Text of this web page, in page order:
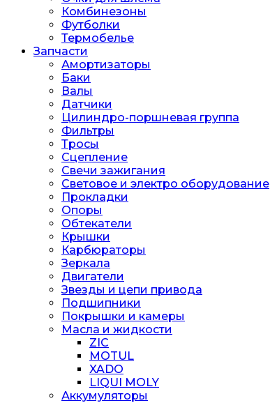
Комбинезоны
Футболки
Термобелье
Запчасти
Амортизаторы
Баки
Валы
Датчики
Цилиндро-поршневая группа
Фильтры
Тросы
Сцепление
Свечи зажигания
Световое и электро оборудование
Прокладки
Опоры
Обтекатели
Крышки
Карбюраторы
Зеркала
Двигатели
Звезды и цепи привода
Подшипники
Покрышки и камеры
Масла и жидкости
ZIC
MOTUL
XADO
LIQUI MOLY
Аккумуляторы